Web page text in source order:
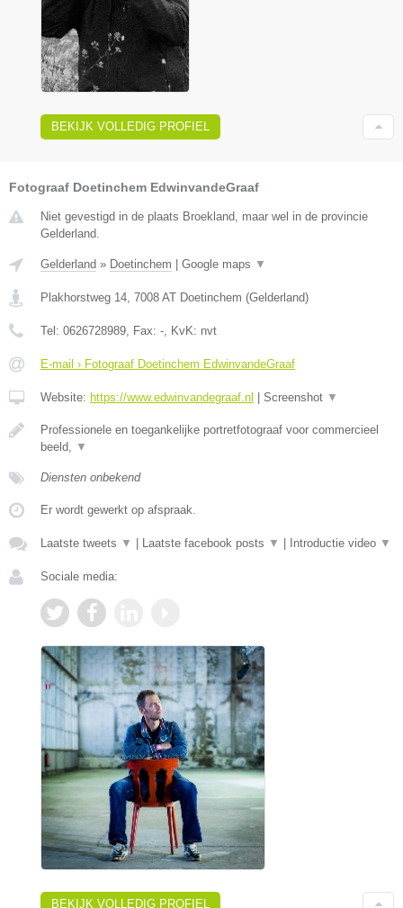
BEKIJK VOLLEDIG PROFIEL
Fotograaf Doetinchem EdwinvandeGraaf
Niet gevestigd in de plaats Broekland, maar wel in de provincie
Gelderland.
Gelderland » Doetinchem Google maps ▼
Plakhorstweg 14 7008 AT Doetinchem (Gelderland)
Tel: 0626728989 , Fax: - , KvK: nvt
E-mail › Fotograaf Doetinchem EdwinvandeGraaf
Website: https://www.edwinvandegraaf.nl Screenshot ▼
Professionele en toegankelijke portretfotograaf voor commercieel
beeld,
▼
Diensten onbekend
Er wordt gewerkt op afspraak.
Laatste tweets ▼ Laatste facebook posts ▼ Introductie video ▼
Sociale media:
BEKIJK VOLLEDIG PROFIEL